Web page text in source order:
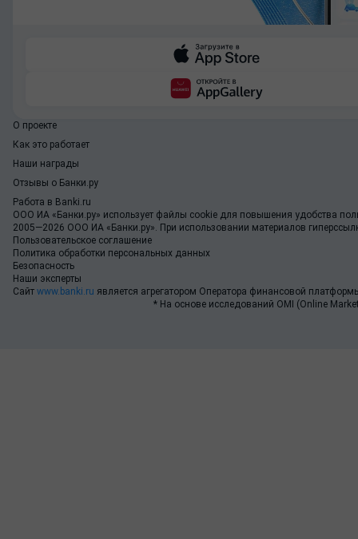
О проекте
Как это работает
Наши награды
Отзывы о Банки.ру
Работа в Banki.ru
ООО ИА «Банки.ру» использует файлы cookie для повышения удобства
2005—2026 ООО ИА «Банки.ру». При использовании материалов
Пользовательское соглашение
Политика обработки персональных данных
Безопасность
Наши эксперты
Сайт www.banki.ru является агрегатором Оператора финансовой
* На основе исследований OMI (Online